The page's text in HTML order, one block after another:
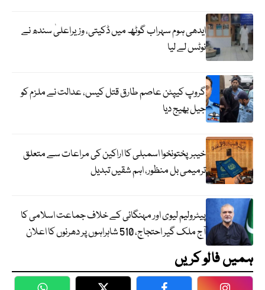
ایدھی ہوم سہراب گوٹھ میں ڈکیتی، وزیراعلیٰ سندھ نے
نوٹس لے لیا
گروپ کیپٹن عاصم طارق قتل کیس، عدالت نے ملزم کو
جیل بھیج دیا
خیبرپختونخوا اسمبلی کا اراکین کی مراعات سے متعلق
ترمیمی بل منظور، اہم شقیں تبدیل
پیٹرولیم لیوی اور مہنگائی کے خلاف جماعت اسلامی کا
آج ملک گیر احتجاج، 510 شاہراہوں پر دھرنوں کا اعلان
ہمیں فالو کریں